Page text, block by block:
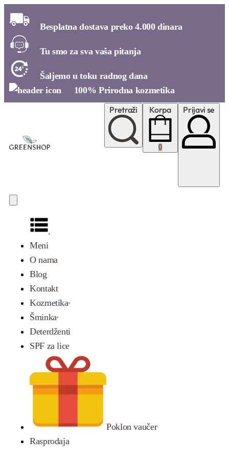
Besplatna dostava preko 4.000 dinara​
Tu smo za sva vaša pitanja​
Šaljemo u toku radnog dana​
100% Prirodna kozmetika​
Meni
O nama
Blog
Kontakt
Kozmetika
Šminka
Deterdženti
SPF za lice
Poklon vaučer
Rasprodaja
Pretraži Korpa
0
Prijavi se